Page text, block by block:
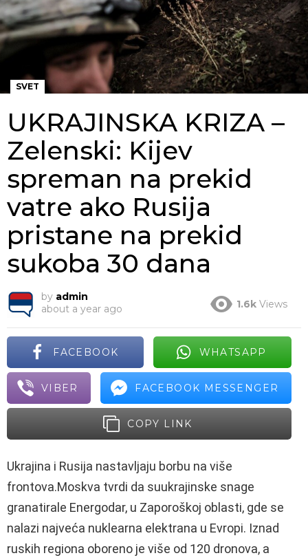
SVET
UKRAJINSKA KRIZA –
Zelenski: Kijev
spreman na prekid
vatre ako Rusija
pristane na prekid
sukoba 30 dana
by admin
about a year ago
1.6k Views
FACEBOOK WHATSAPP
VIBER FACEBOOK MESSENGER
COPY LINK
Ukrajina i Rusija nastavljaju borbu na više
frontova.Moskva tvrdi da suukrajinske snage
granatirale Energodar, u Zaporoškoj oblasti, gde se
nalazi najveća nuklearna elektrana u Evropi. Iznad
ruskih regiona oboreno je više od 120 dronova, a